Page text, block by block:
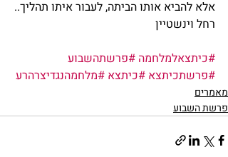
אלא להביא אותו הביתה, לעבור איתו תהליך..
רחל וינשטיין
#כיתצאלמלחמה #פרשתהשבוע
#פרשתכיתצא #כיתצא #מלחמהנגדיצרהרע
מאמרים
פרשת השבוע